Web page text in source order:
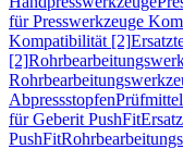
für Presswerkzeuge
Kompatibilität [2]
[2]
AbpressstopfenPrüfmittel
für Geberit PushFit
PushFit